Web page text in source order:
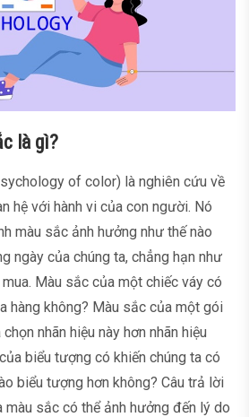
là gì?
of color) là nghiên cứu về
hệ với hành vi của con người. Nó
màu sắc ảnh hưởng như thế nào
ngày của chúng ta, chẳng hạn như
Màu sắc của một chiếc váy có
hàng không? Màu sắc của một gói
nhãn hiệu này hơn nhãn hiệu
biểu tượng có khiến chúng ta có
biểu tượng hơn không? Câu trả lời
màu sắc có thể ảnh hưởng đến lý do